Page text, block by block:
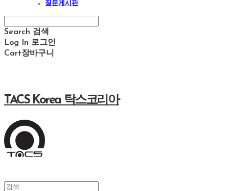
질문게시판
Search 검색
Log In 로그인
Cart장바구니
TACS Korea 탁스코리아